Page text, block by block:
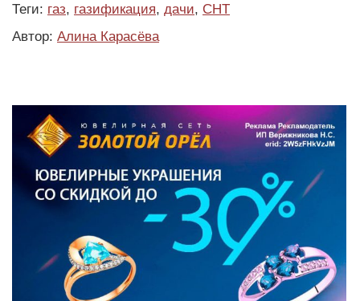
Теги: газ, газификация, дачи, СНТ
Автор: Алина Карасёва